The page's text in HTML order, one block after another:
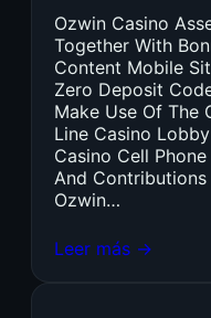
Ozwin Casino
Together With
Content Mobile
Zero Deposit
Make Use Of The
Line Casino
Casino Cell
And
Ozwin…
Leer más →